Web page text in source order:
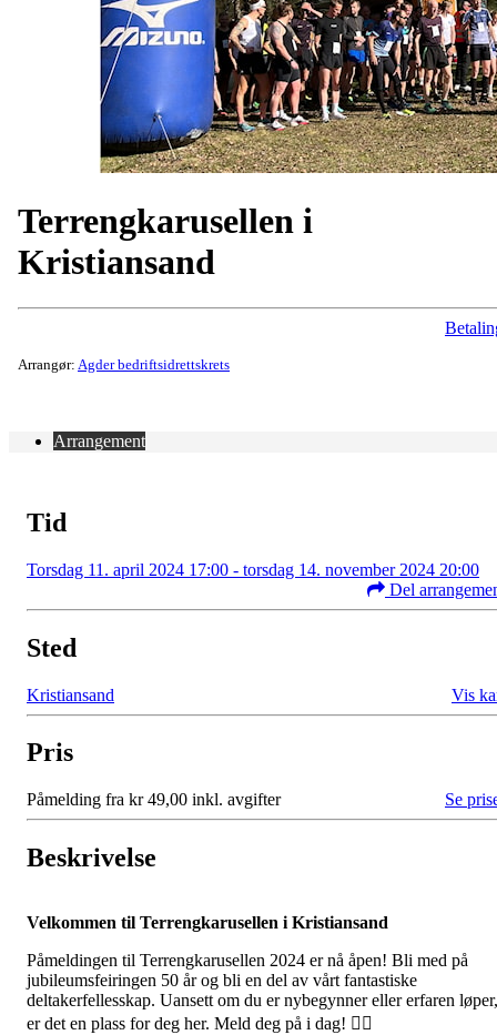
Terrengkarusellen i
Kristiansand
Arrangør: Agder bedriftsidrettskrets
Arrangement
Tid
Torsdag 11. april 2024 17:00 - torsdag 14. november 2024 20:00
Del
Sted
Kristiansand Vis
Pris
Påmelding fra kr 49,00 inkl. avgifter Se
Beskrivelse
Velkommen til Terrengkarusellen i Kristiansand
Påmeldingen til Terrengkarusellen 2024 er nå åpen! Bli med på
jubileumsfeiringen 50 år og bli en del av vårt fantastiske
deltakerfellesskap. Uansett om du er nybegynner eller erfaren løper,
er det en plass for deg her. Meld deg på i dag! 🏃‍♂️